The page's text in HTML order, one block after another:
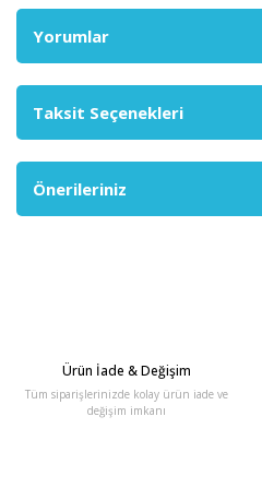
Yorumlar
Taksit Seçenekleri
Önerileriniz
Ürün İade & Değişim
Tüm siparişlerinizde kolay ürün iade ve
değişim imkanı